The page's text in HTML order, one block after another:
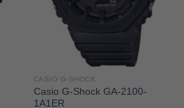
CASIO G-SHOCK
Casio G-Shock GA-2100-
1A1ER